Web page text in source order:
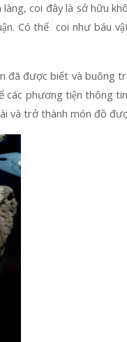
coi đây là sở hữu
Có thể  coi như báu
đã được biết và buông
các phương tiện thông
và trở thành món đồ